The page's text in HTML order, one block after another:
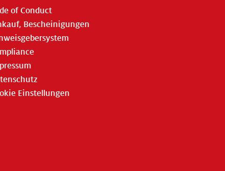
of Conduct
Bescheinigungen
Einstellungen